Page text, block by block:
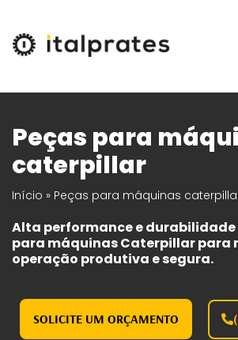
Peças para
caterpillar
Início » Peças para máquinas
Alta performance e durabilidade
para máquinas Caterpillar para
operação produtiva e segura.
SOLICITE UM ORÇAMENTO